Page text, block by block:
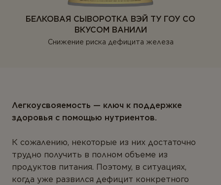
БЕЛКОВАЯ СЫВОРОТКА ВЭЙ ТУ ГОУ СО
ВКУСОМ ВАНИЛИ
Снижение риска дефицита железа
Легкоусвояемость — ключ к поддержке
здоровья с помощью нутриентов.
К сожалению, некоторые из них достаточно
трудно получить в полном объеме из
продуктов питания. Поэтому, в ситуациях,
когда уже развился дефицит конкретного